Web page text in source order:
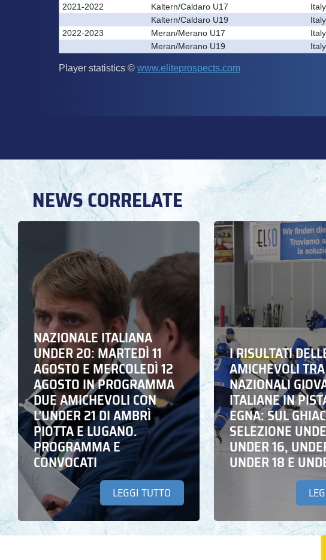
NEWS CORRELATE
NAZIONALE ITALIANA
UNDER 20: MARTEDÌ 11
AGOSTO E MERCOLEDÌ 12
AGOSTO IN PROGRAMMA
DUE AMICHEVOLI CON
L’UNDER 21 DI AMBRÌ
PIOTTA E LUGANO.
PROGRAMMA E
CONVOCATI
LEGGI TUTTO
I RISULTATI
AMICHEVOLI
NAZIONALI
ITALIANE IN
EGNA: SUL
SELEZIONE
UNDER 16,
UNDER 18 E